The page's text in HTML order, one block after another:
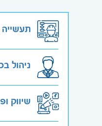
תעשייה
ניהול
שיווק